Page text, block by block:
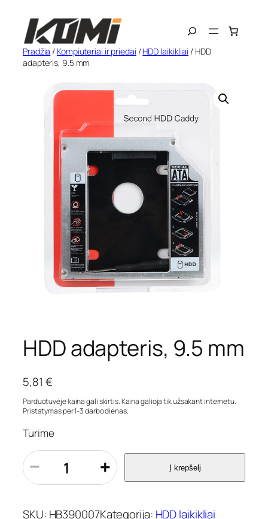
turinio
Search
Pradžia / Kompiuteriai ir priedai /HDD laikikliai / HDD
adapteris, 9.5 mm
HDD adapteris, 9.5 mm
5,81 €
Parduotuvėje kaina gali skirtis. Kaina galioja tik užsakant internetu.
Pristatymas per 1-3 darbo dienas.
Turime
p
r
o
u
− + Į krepšelį
SKU: HB390007Kategorija: HDD laikikliai